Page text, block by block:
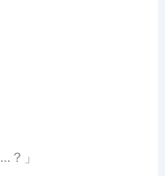
？」